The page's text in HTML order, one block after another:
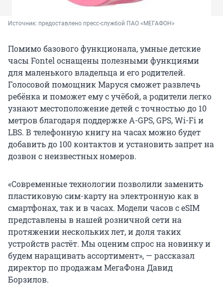
Источник: предоставлено пресс-службой ПАО «МЕГАФОН»
Помимо базового функционала, умные детские
часы Fontel оснащены полезными функциями
для маленького владельца и его родителей.
Голосовой помощник Маруся сможет развлечь
ребёнка и поможет ему с учёбой, а родители легко
узнают местоположение детей с точностью до 10
метров благодаря поддержке A-GPS, GPS, Wi-Fi и
LBS. В телефонную книгу на часах можно будет
добавить до 100 контактов и установить запрет на
дозвон с неизвестных номеров.
«Современные технологии позволили заменить
пластиковую сим-карту на электронную как в
смартфонах, так и в часах. Модели часов с eSIM
представлены в нашей розничной сети на
протяжении нескольких лет, и доля таких
устройств растёт. Мы оценим спрос на новинку и
будем наращивать ассортимент», — рассказал
директор по продажам МегаФона Давид
Борзилов.